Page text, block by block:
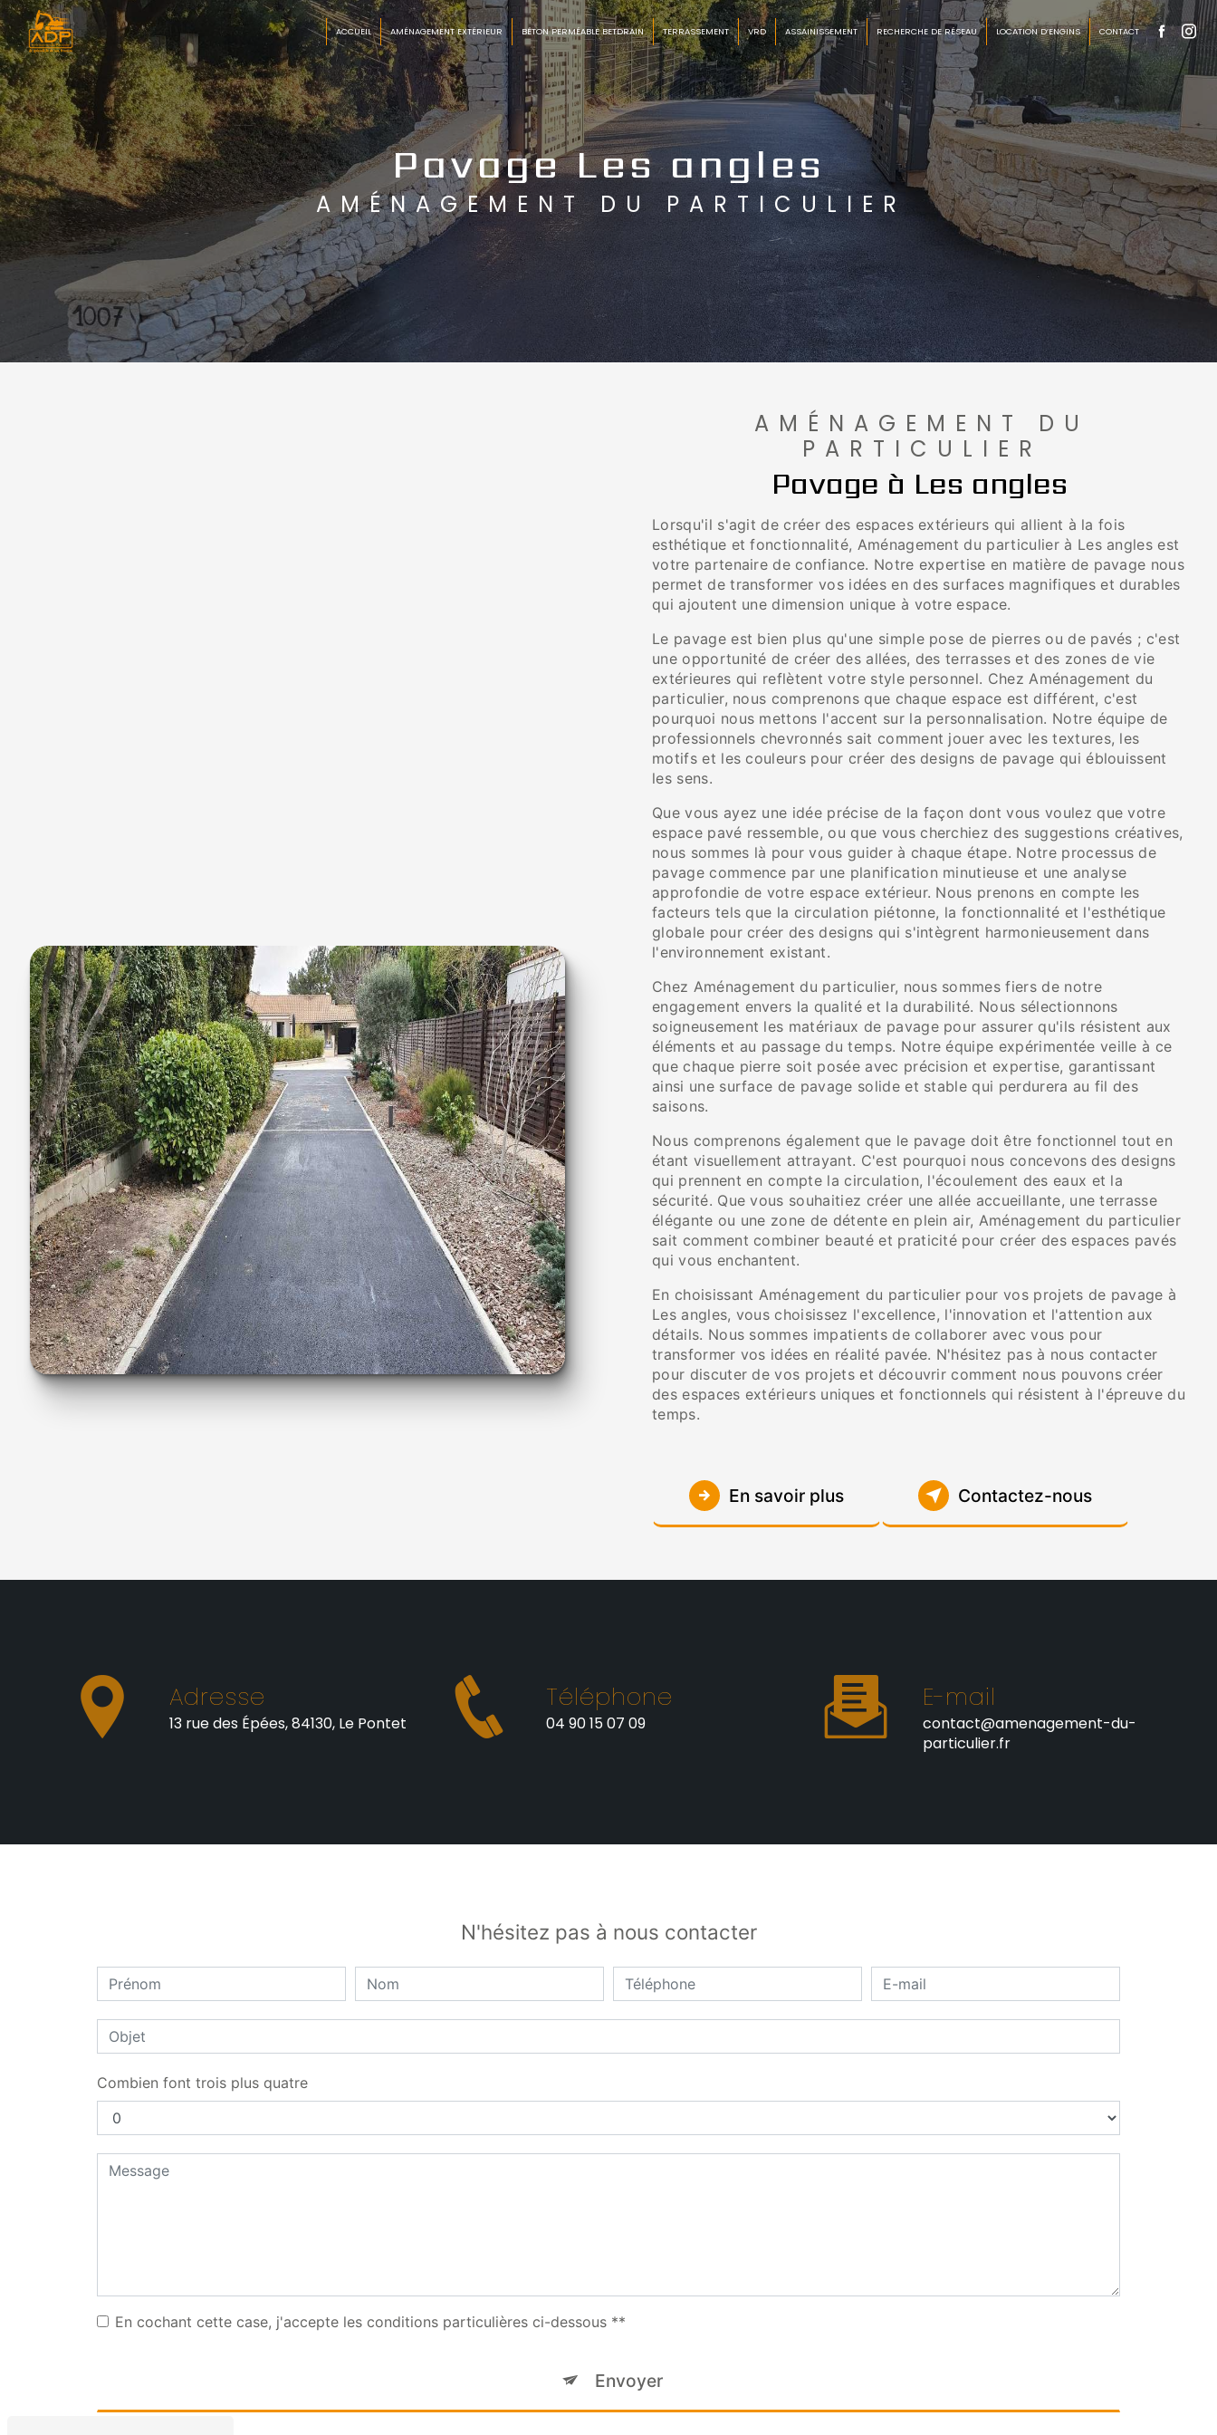
ACCUEIL AMÉNAGEMENT EXTÉRIEUR BÉTON PERMÉABLE BETDRAIN TERRASSEMENT VRD ASSAINISSEMENT RECHERCHE DE RÉSEAU LOCATION D’ENGINS CONTACT
Pavage Les angles
AMÉNAGEMENT DU PARTICULIER
AMÉNAGEMENT DU
PARTICULIER
Pavage à Les angles
Lorsqu'il s'agit de créer des espaces extérieurs qui allient à la fois
esthétique et fonctionnalité, Aménagement du particulier à Les angles est
votre partenaire de confiance. Notre expertise en matière de pavage nous
permet de transformer vos idées en des surfaces magnifiques et durables
qui ajoutent une dimension unique à votre espace.
Le pavage est bien plus qu'une simple pose de pierres ou de pavés ; c'est
une opportunité de créer des allées, des terrasses et des zones de vie
extérieures qui reflètent votre style personnel. Chez Aménagement du
particulier, nous comprenons que chaque espace est différent, c'est
pourquoi nous mettons l'accent sur la personnalisation. Notre équipe de
professionnels chevronnés sait comment jouer avec les textures, les
motifs et les couleurs pour créer des designs de pavage qui éblouissent
les sens.
Que vous ayez une idée précise de la façon dont vous voulez que votre
espace pavé ressemble, ou que vous cherchiez des suggestions créatives,
nous sommes là pour vous guider à chaque étape. Notre processus de
pavage commence par une planification minutieuse et une analyse
approfondie de votre espace extérieur. Nous prenons en compte les
facteurs tels que la circulation piétonne, la fonctionnalité et l'esthétique
globale pour créer des designs qui s'intègrent harmonieusement dans
l'environnement existant.
Chez Aménagement du particulier, nous sommes fiers de notre
engagement envers la qualité et la durabilité. Nous sélectionnons
soigneusement les matériaux de pavage pour assurer qu'ils résistent aux
éléments et au passage du temps. Notre équipe expérimentée veille à ce
que chaque pierre soit posée avec précision et expertise, garantissant
ainsi une surface de pavage solide et stable qui perdurera au fil des
saisons.
Nous comprenons également que le pavage doit être fonctionnel tout en
étant visuellement attrayant. C'est pourquoi nous concevons des designs
qui prennent en compte la circulation, l'écoulement des eaux et la
sécurité. Que vous souhaitiez créer une allée accueillante, une terrasse
élégante ou une zone de détente en plein air, Aménagement du particulier
sait comment combiner beauté et praticité pour créer des espaces pavés
qui vous enchantent.
En choisissant Aménagement du particulier pour vos projets de pavage à
Les angles, vous choisissez l'excellence, l'innovation et l'attention aux
détails. Nous sommes impatients de collaborer avec vous pour
transformer vos idées en réalité pavée. N'hésitez pas à nous contacter
pour discuter de vos projets et découvrir comment nous pouvons créer
des espaces extérieurs uniques et fonctionnels qui résistent à l'épreuve du
temps.
En savoir plus Contactez-nous
Adresse
13 rue des Épées, 84130, Le Pontet
Téléphone
04 90 15 07 09
E-mail
contact@amenagement-du-
particulier.fr
N'hésitez pas à nous contacter
Combien font trois plus quatre
En cochant cette case, j'accepte les conditions particulières ci-dessous **
Envoyer
Panneau de gestion des cookies